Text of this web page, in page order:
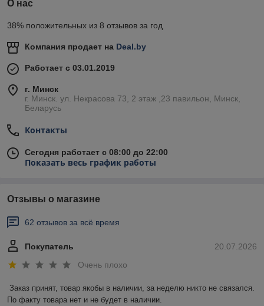
О нас
38% положительных из 8 отзывов за год
Компания продает на Deal.by
Работает с 03.01.2019
г. Минск
г. Минск. ул. Некрасова 73, 2 этаж ,23 павильон, Минск,
Беларусь
Контакты
Сегодня работает с 08:00 до 22:00
Показать весь график работы
Отзывы о магазине
62 отзывов за всё время
20.07.2026
Покупатель
Очень плохо
Заказ принят, товар якобы в наличии, за неделю никто не связался.
По факту товара нет и не будет в наличии.